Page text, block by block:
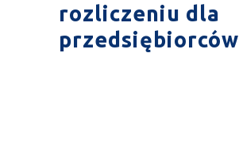
rozliczeniu dla
przedsiębiorców